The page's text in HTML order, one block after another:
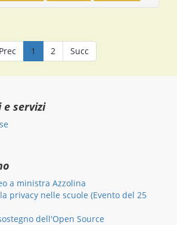
Prec 1 2 Succ
servizi
a ministra Azzolina
privacy nelle scuole (Evento del 25
dell'Open Source